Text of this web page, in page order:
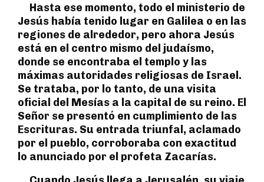
Hasta ese momento, todo el ministerio de
Jesús había tenido lugar en Galilea o en las
regiones de alrededor, pero ahora Jesús
está en el centro mismo del judaísmo,
donde se encontraba el templo y las
máximas autoridades religiosas de Israel.
Se trataba, por lo tanto, de una visita
oficial del Mesías a la capital de su reino. El
Señor se presentó en cumplimiento de las
Escrituras. Su entrada triunfal, aclamado
por el pueblo, corroboraba con exactitud
lo anunciado por el profeta Zacarías.